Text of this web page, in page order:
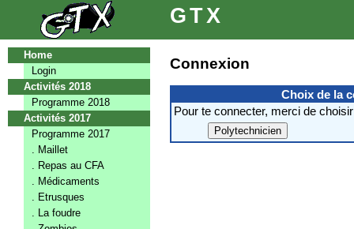
GTX
Home
Login
Activités 2018
Programme 2018
Activités 2017
Programme 2017
. Maillet
. Repas au CFA
. Médicaments
. Etrusques
. La foudre
Connexion
Choix de la
Pour te connecter, merci de